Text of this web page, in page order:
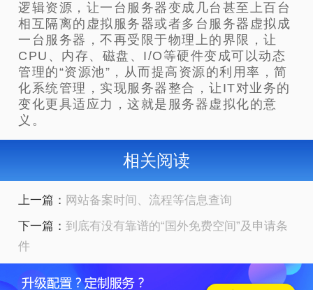
逻辑资源，让一台服务器变成几台甚至上百台
相互隔离的虚拟服务器或者多台服务器虚拟成
一台服务器，不再受限于物理上的界限，让
CPU、内存、磁盘、I/O等硬件变成可以动态
管理的“资源池”，从而提高资源的利用率，简
化系统管理，实现服务器整合，让IT对业务的
变化更具适应力，这就是服务器虚拟化的意
义。
相关阅读
上一篇： 网站备案时间、流程等信息查询
下一篇：到底有没有靠谱的“国外免费空间”及申请条
件